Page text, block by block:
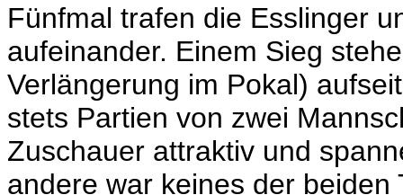
Fünfmal trafen die Esslinger
aufeinander. Einem Sieg
Verlängerung im Pokal)
stets Partien von zwei
Zuschauer attraktiv und
andere war keines der